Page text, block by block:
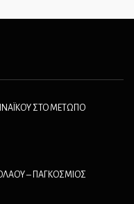
ΣΤΟ ΜΕΤΩΠΟ
– ΠΑΓΚΟΣΜΙΟΣ